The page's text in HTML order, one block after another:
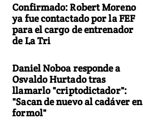
Confirmado: Robert Moreno
ya fue contactado por la FEF
para el cargo de entrenador
de La Tri
Daniel Noboa responde a
Osvaldo Hurtado tras
llamarlo "criptodictador":
"Sacan de nuevo al cadáver en
formol"